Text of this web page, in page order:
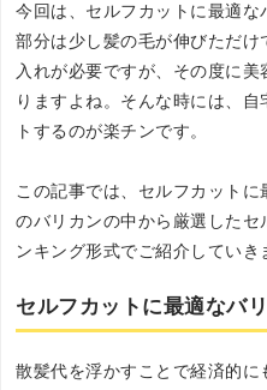
今回は、セルフカットに最適
部分は少し髪の毛が伸びただ
入れが必要ですが、その度に
りますよね。そんな時には、
トするのが楽チンです。
この記事では、セルフカット
のバリカンの中から厳選した
ンキング形式でご紹介していき
セルフカットに最適なバ
散髪代を浮かすことで経済的